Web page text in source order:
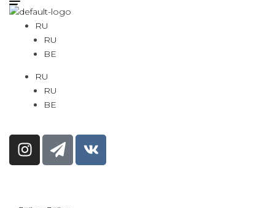
RU
RU
BE
RU
RU
BE